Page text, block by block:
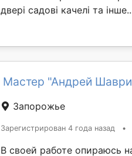
двері садові качелі та
Мастер "Андрей
Запорожье
Зарегистрирован 4 года назад •
В своей работе опираюсь